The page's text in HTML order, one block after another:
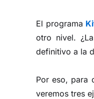
El programa
otro nivel.
definitivo a la
Por eso, para
veremos tres